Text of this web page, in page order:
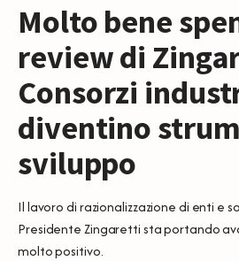
Molto bene
review di
Consorzi
diventino
sviluppo
Il lavoro di razionalizzazione di enti e
Presidente Zingaretti sta portando
molto positivo.